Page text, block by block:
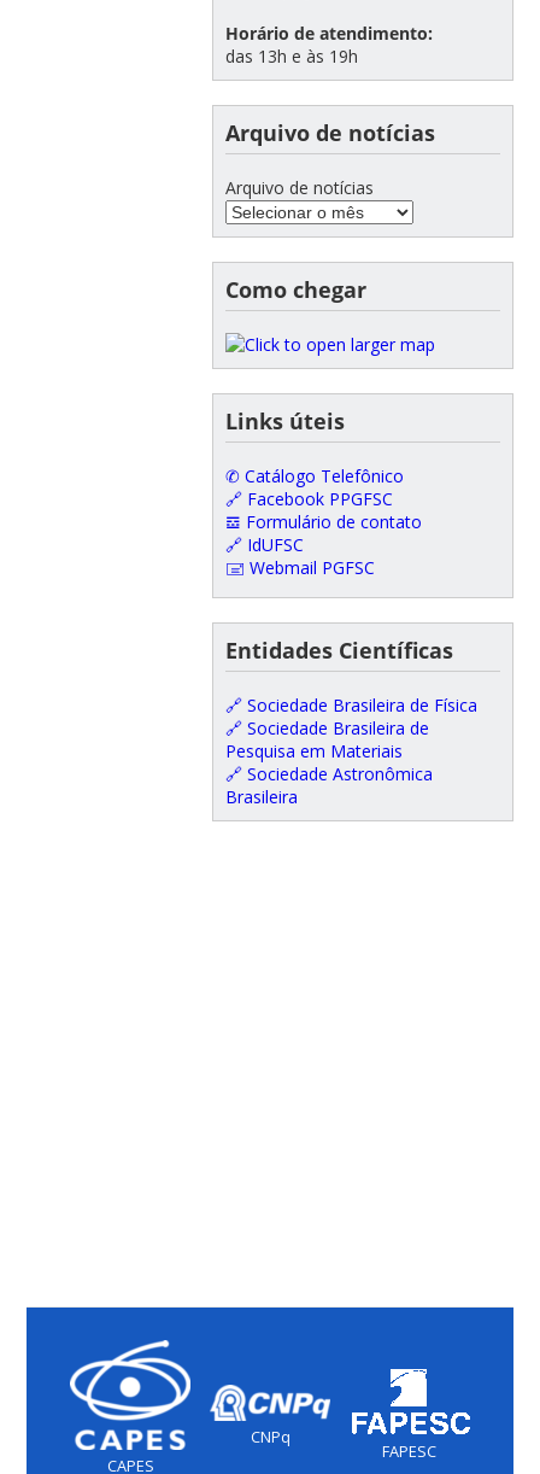
Horário de atendimento:
das 13h e às 19h
Arquivo de notícias
Arquivo de notícias
Como chegar
Links úteis
✆ Catálogo Telefônico
🔗 Facebook PPGFSC
𝌕 Formulário de contato
🔗 IdUFSC
🖃 Webmail PGFSC
Entidades Científicas
🔗 Sociedade Brasileira de Física
🔗 Sociedade Brasileira de
Pesquisa em Materiais
🔗 Sociedade Astronômica
Brasileira
CAPES
CNPq
FAPESC